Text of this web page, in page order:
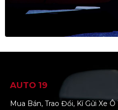
AUTO 19
Mua Bán, Trao Đổi, Kí Gửi Xe